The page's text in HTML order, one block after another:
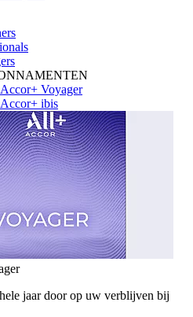
Voyager
ibis
jaar door op uw verblijven bij